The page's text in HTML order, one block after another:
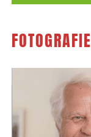
FOTOGRAFIE